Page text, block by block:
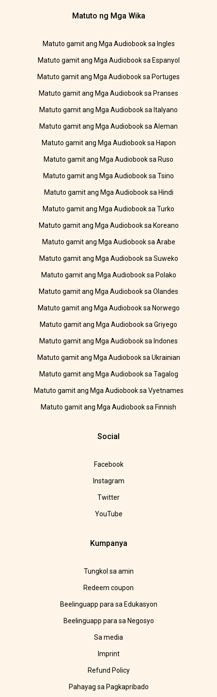
Matuto ng Mga Wika
Matuto gamit ang Mga Audiobook sa Ingles
Matuto gamit ang Mga Audiobook sa Espanyol
Matuto gamit ang Mga Audiobook sa Portuges
Matuto gamit ang Mga Audiobook sa Pranses
Matuto gamit ang Mga Audiobook sa Italyano
Matuto gamit ang Mga Audiobook sa Aleman
Matuto gamit ang Mga Audiobook sa Hapon
Matuto gamit ang Mga Audiobook sa Ruso
Matuto gamit ang Mga Audiobook sa Tsino
Matuto gamit ang Mga Audiobook sa Hindi
Matuto gamit ang Mga Audiobook sa Turko
Matuto gamit ang Mga Audiobook sa Koreano
Matuto gamit ang Mga Audiobook sa Arabe
Matuto gamit ang Mga Audiobook sa Suweko
Matuto gamit ang Mga Audiobook sa Polako
Matuto gamit ang Mga Audiobook sa Olandes
Matuto gamit ang Mga Audiobook sa Norwego
Matuto gamit ang Mga Audiobook sa Griyego
Matuto gamit ang Mga Audiobook sa Indones
Matuto gamit ang Mga Audiobook sa Ukrainian
Matuto gamit ang Mga Audiobook sa Tagalog
Matuto gamit ang Mga Audiobook sa Vyetnames
Matuto gamit ang Mga Audiobook sa Finnish
Social
Facebook
Instagram
Twitter
YouTube
Kumpanya
Tungkol sa amin
Redeem coupon
Beelinguapp para sa Edukasyon
Beelinguapp para sa Negosyo
Sa media
Imprint
Refund Policy
Pahayag sa Pagkapribado